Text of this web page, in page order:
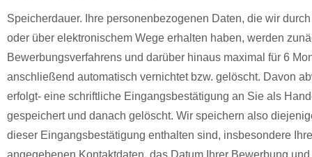
Speicherdauer. Ihre personenbezogenen Daten, die wir
oder über elektronischem Wege erhalten haben, werden
Bewerbungsverfahrens und darüber hinaus maximal für 6
anschließend automatisch vernichtet bzw. gelöscht. Davon
erfolgt- eine schriftliche Eingangsbestätigung an Sie als
gespeichert und danach gelöscht. Wir speichern also
dieser Eingangsbestätigung enthalten sind, insbesondere
angegebenen Kontaktdaten, das Datum Ihrer Bewerbung